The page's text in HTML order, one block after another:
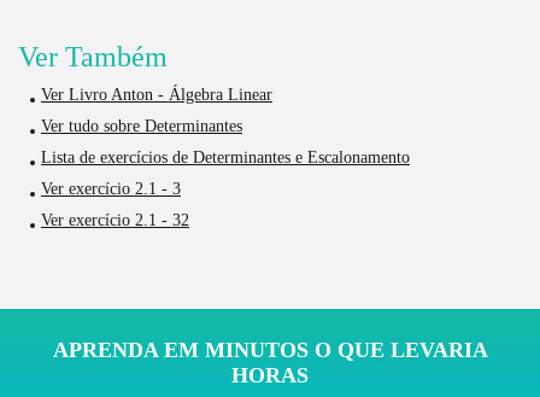
Ver Também
Ver Livro Anton - Álgebra Linear
Ver tudo sobre Determinantes
Lista de exercícios de Determinantes e Escalonamento
Ver exercício 2.1 - 3
Ver exercício 2.1 - 32
APRENDA EM MINUTOS O QUE LEVARIA
HORAS